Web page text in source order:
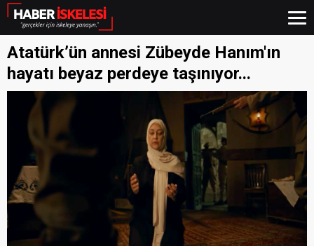
Atatürk’ün annesi Zübeyde Hanım'ın
hayatı beyaz perdeye taşınıyor...